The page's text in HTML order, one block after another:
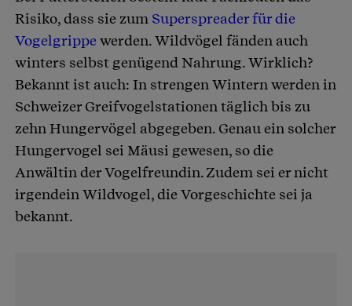
Risiko, dass sie zum Superspreader für die
Vogelgrippewerden. Wildvögel fänden auch
winters selbst genügend Nahrung. Wirklich?
Bekannt ist auch: In strengen Wintern werden in
Schweizer Greifvogelstationen täglich bis zu
zehn Hungervögel abgegeben. Genau ein solcher
Hungervogel sei Mäusi gewesen, so die
Anwältin der Vogelfreundin. Zudem sei er nicht
irgendein Wildvogel, die Vorgeschichte sei ja
bekannt.